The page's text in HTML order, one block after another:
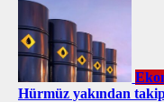
Hürmüz yakından